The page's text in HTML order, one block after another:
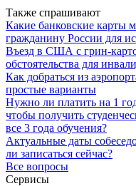
Также спрашивают
Какие банковские карты
гражданину России для
Въезд в США с грин-
обстоятельства для
Как добраться из
простые варианты
Нужно ли платить на 1
чтобы получить
все 3 года обучения?
Актуальные даты
ли записаться сейчас?
Все вопросы
Сервисы